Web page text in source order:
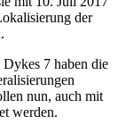
der
7 haben die
nun, auch mit
werden.